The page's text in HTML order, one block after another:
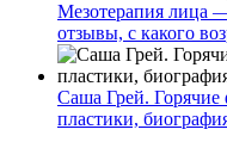
Мезотерапия лица
отзывы, с какого
Саша Грей. Горячие
пластики,